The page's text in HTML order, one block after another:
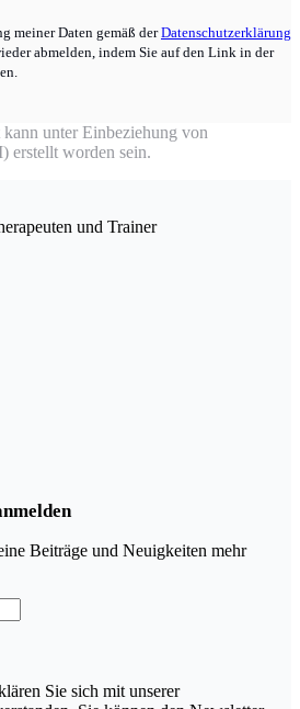
meiner Daten gemäß derDatenschutzerklärung
abmelden, indem Sie auf den Link in der
unter Einbeziehung von
erstellt worden sein.
und Trainer
Beiträge und Neuigkeiten mehr
Sie sich mit unserer